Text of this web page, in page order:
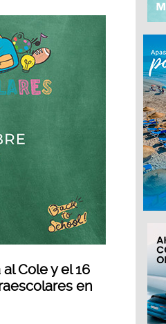
Cole y el 16
en